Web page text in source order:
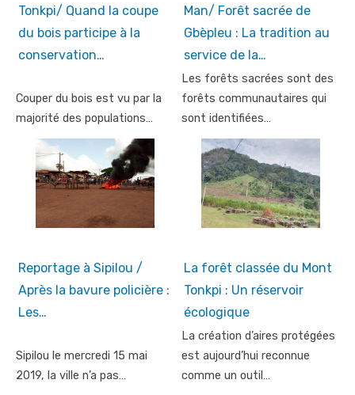
Tonkpi/ Quand la coupe
du bois participe à la
conservation…
Couper du bois est vu par la
majorité des populations…
Man/ Forêt sacrée de
Gbèpleu : La tradition au
service de la…
Les forêts sacrées sont des
forêts communautaires qui
sont identifiées…
Reportage à Sipilou /
Après la bavure policière :
Les…
Sipilou le mercredi 15 mai
2019, la ville n’a pas…
La forêt classée du Mont
Tonkpi : Un réservoir
écologique
La création d’aires protégées
est aujourd’hui reconnue
comme un outil…